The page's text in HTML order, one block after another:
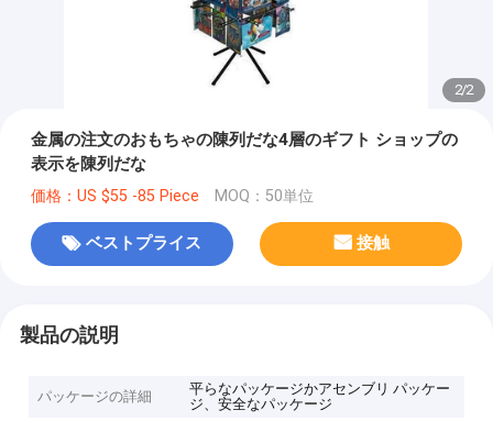
2/2
金属の注文のおもちゃの陳列だな4層のギフト ショップの
表示を陳列だな
価格：US $55 -85 Piece MOQ：50単位
ベストプライス 接触
製品の説明
パッケージの詳細
平らなパッケージかアセンブリ パッケー
ジ、安全なパッケージ